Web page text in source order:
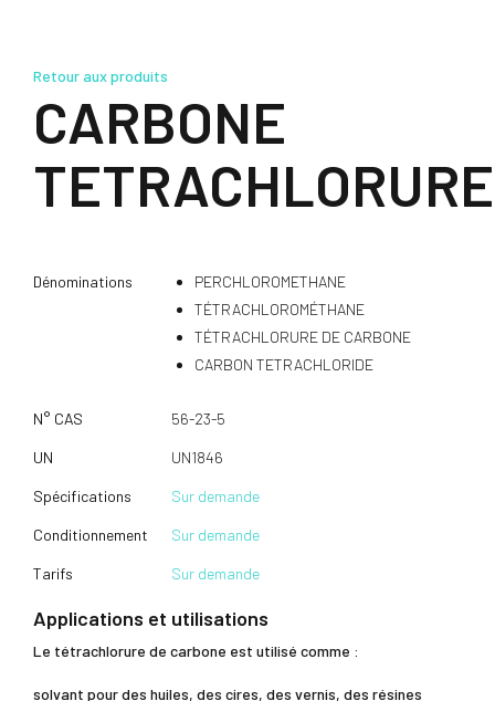
Retour aux produits
CARBONE
TETRACHLORURE
Dénominations
PERCHLOROMETHANE
TÉTRACHLOROMÉTHANE
TÉTRACHLORURE DE CARBONE
CARBON TETRACHLORIDE
N° CAS 56-23-5
UN UN1846
Spécifications Sur demande
Conditionnement Sur demande
Tarifs Sur demande
Applications et utilisations
Le tétrachlorure de carbone est utilisé comme :
solvant pour des huiles, des cires, des vernis, des résines